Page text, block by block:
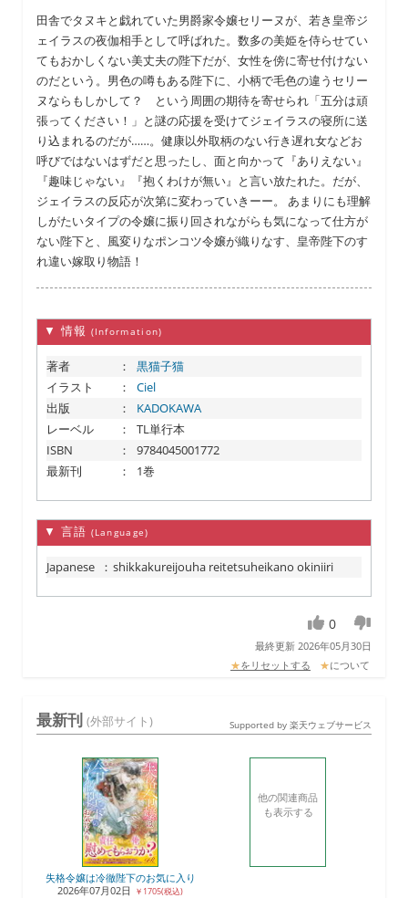
田舎でタヌキと戯れていた男爵家令嬢セリーヌが、若き皇帝ジ
ェイラスの夜伽相手として呼ばれた。数多の美姫を侍らせてい
てもおかしくない美丈夫の陛下だが、女性を傍に寄せ付けない
のだという。男色の噂もある陛下に、小柄で毛色の違うセリー
ヌならもしかして？ という周囲の期待を寄せられ「五分は頑
張ってください！」と謎の応援を受けてジェイラスの寝所に送
り込まれるのだが……。健康以外取柄のない行き遅れ女などお
呼びではないはずだと思ったし、面と向かって『ありえない』
『趣味じゃない』『抱くわけが無い』と言い放たれた。だが、
ジェイラスの反応が次第に変わっていきーー。 あまりにも理解
しがたいタイプの令嬢に振り回されながらも気になって仕方が
ない陛下と、風変りなポンコツ令嬢が織りなす、皇帝陛下のす
れ違い嫁取り物語！
▼ 情報 (Information)
著者 ：
黒猫子猫
イラスト
：
Ciel
出版
：
KADOKAWA
レーベル
：
TL単行本
ISBN
：
9784045001772
最新刊
： 1巻
▼ 言語 (Language)
Japanese ： shikkakureijouha reitetsuheikano okiniiri
0
最終更新 2026年05月30日
★をリセットする ★について
最新刊 (外部サイト) Supported by 楽天ウェブサービス
失格令嬢は冷徹陛下のお気に入り
2026年07月02日
￥1705(税込)
他の関連商品
も表示する